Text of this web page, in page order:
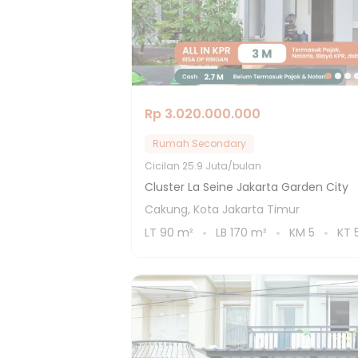
Rp 3.020.000.000
Rumah Secondary
Cicilan 25.9 Juta/bulan
Cluster La Seine Jakarta Garden City
Cakung, Kota Jakarta Timur
LT 90 m² LB 170 m² KM 5 KT